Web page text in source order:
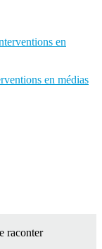
en médias
raconter